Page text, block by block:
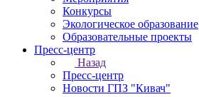
Конкурсы
Экологическое образование
Образовательные проекты
Пресс-центр
Назад
Пресс-центр
Новости ГПЗ "Кивач"